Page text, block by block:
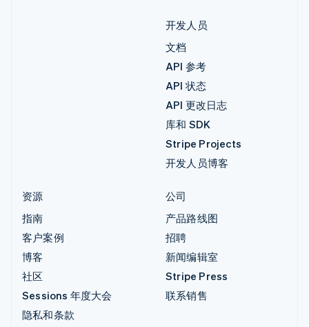
开发人员
文档
API 参考
API 状态
API 更改日志
库和 SDK
Stripe Projects
开发人员博客
资源
指南
客户案例
博客
社区
Sessions 年度大会
隐私和条款
公司
产品路线图
招聘
新闻编辑室
Stripe Press
联系销售